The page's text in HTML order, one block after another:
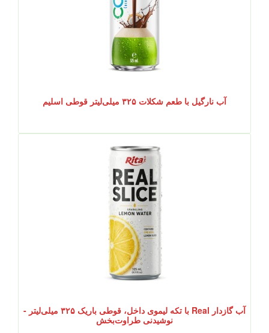
آب نارگیل با طعم شکلات ۳۲۵ میلی‌لیتر قوطی اسلیم
آب گازدار Real با تکه لیموی داخل، قوطی باریک ۳۲۵ میلی‌لیتر -
نوشیدنی طراوت‌بخش